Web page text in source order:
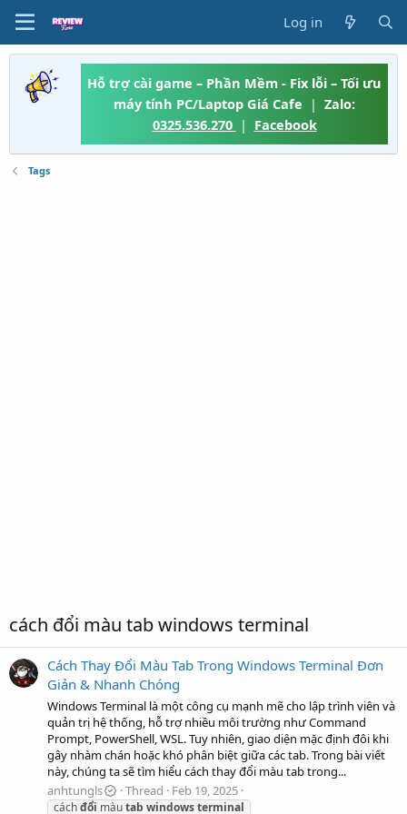
Log in
Hỗ trợ cài game – Phần Mềm - Fix lỗi – Tối ưu
máy tính PC/Laptop Giá Cafe | Zalo:
0325.536.270 | Facebook
Tags
cách đổi màu tab windows terminal
Cách Thay Đổi Màu Tab Trong Windows Terminal Đơn
Giản & Nhanh Chóng
Windows Terminal là một công cụ mạnh mẽ cho lập trình viên và
quản trị hệ thống, hỗ trợ nhiều môi trường như Command
Prompt, PowerShell, WSL. Tuy nhiên, giao diện mặc định đôi khi
gây nhàm chán hoặc khó phân biệt giữa các tab. Trong bài viết
này, chúng ta sẽ tìm hiểu cách thay đổi màu tab trong...
anhtungls
Thread Feb 19, 2025
cáchđổi màutab windowsterminal